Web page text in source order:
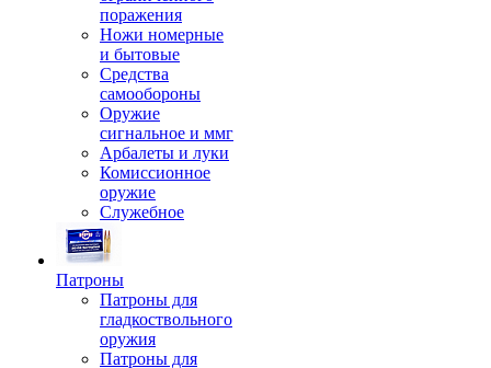
поражения
Ножи номерные
и бытовые
Средства
самообороны
Оружие
сигнальное и ммг
Арбалеты и луки
Комиссионное
оружие
Служебное
Патроны
Патроны для
гладкоствольного
оружия
Патроны для